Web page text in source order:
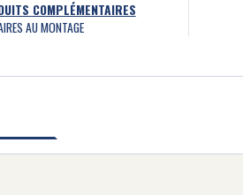
COMPLÉMENTAIRES
AU MONTAGE